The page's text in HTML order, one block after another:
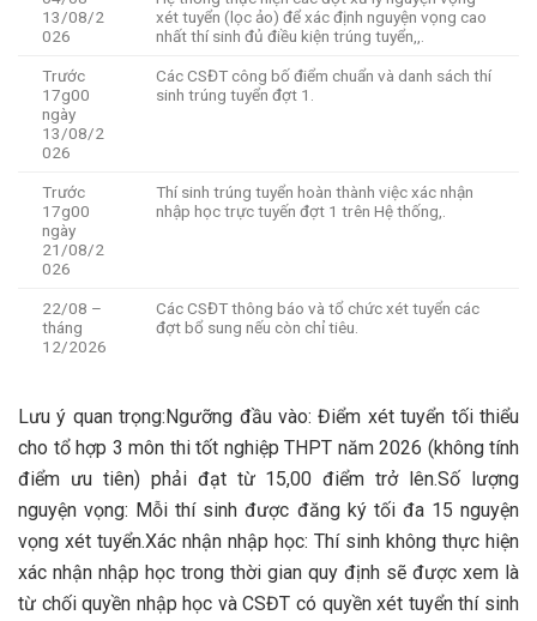
13/08/2
026
xét tuyển (lọc ảo) để xác định nguyện vọng cao
nhất thí sinh đủ điều kiện trúng tuyển,,.
Trước
17g00
ngày
13/08/2
026
Các CSĐT công bố điểm chuẩn và danh sách thí
sinh trúng tuyển đợt 1.
Trước
17g00
ngày
21/08/2
026
Thí sinh trúng tuyển hoàn thành việc xác nhận
nhập học trực tuyến đợt 1 trên Hệ thống,.
22/08 –
tháng
12/2026
Các CSĐT thông báo và tổ chức xét tuyển các
đợt bổ sung nếu còn chỉ tiêu.
Lưu ý quan trọng:Ngưỡng đầu vào: Điểm xét tuyển tối thiểu
cho tổ hợp 3 môn thi tốt nghiệp THPT năm 2026 (không tính
điểm ưu tiên) phải đạt từ 15,00 điểm trở lên.Số lượng
nguyện vọng: Mỗi thí sinh được đăng ký tối đa 15 nguyện
vọng xét tuyển.Xác nhận nhập học: Thí sinh không thực hiện
xác nhận nhập học trong thời gian quy định sẽ được xem là
từ chối quyền nhập học và CSĐT có quyền xét tuyển thí sinh